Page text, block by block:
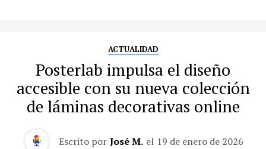
ACTUALIDAD
Posterlab impulsa el diseño
accesible con su nueva colección
de láminas decorativas online
Escrito por José M. el 19 de enero de 2026